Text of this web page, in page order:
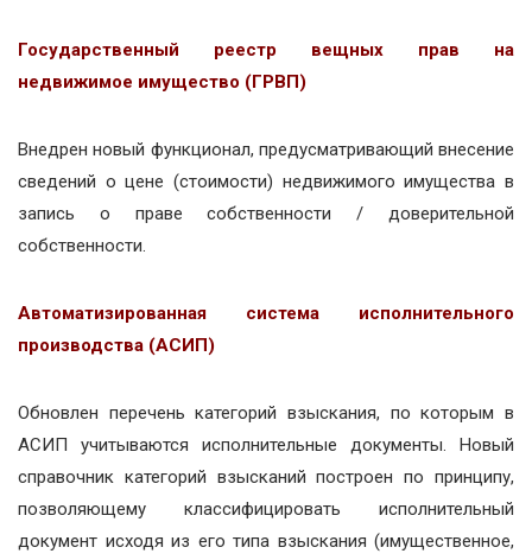
Государственный реестр вещных прав на
недвижимое имущество (ГРВП)
Внедрен новый функционал, предусматривающий внесение
сведений о цене (стоимости) недвижимого имущества в
запись о праве собственности / доверительной
собственности.
Автоматизированная система исполнительного
производства (АСИП)
Обновлен перечень категорий взыскания, по которым в
АСИП учитываются исполнительные документы. Новый
справочник категорий взысканий построен по принципу,
позволяющему классифицировать исполнительный
документ исходя из его типа взыскания (имущественное,